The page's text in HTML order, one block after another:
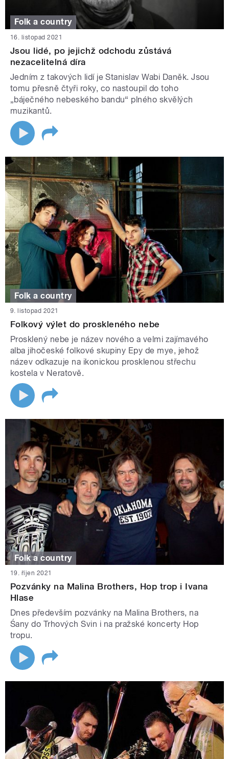
Folk a country
16. listopad 2021
Jsou lidé, po jejichž odchodu zůstává
nezacelitelná díra
Jedním z takových lidí je Stanislav Wabi Daněk. Jsou
tomu přesně čtyři roky, co nastoupil do toho
„báječného nebeského bandu“ plného skvělých
muzikantů.
Folk a country
9. listopad 2021
Folkový výlet do proskleného nebe
Prosklený nebe je název nového a velmi zajímavého
alba jihočeské folkové skupiny Epy de mye, jehož
název odkazuje na ikonickou prosklenou střechu
kostela v Neratově.
Folk a country
19. říjen 2021
Pozvánky na Malina Brothers, Hop trop i Ivana
Hlase
Dnes především pozvánky na Malina Brothers, na
Śany do Trhových Svin i na pražské koncerty Hop
tropu.